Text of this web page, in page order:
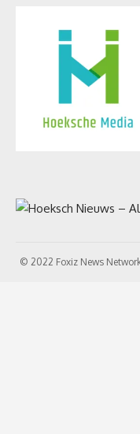
© 2022 Foxiz News